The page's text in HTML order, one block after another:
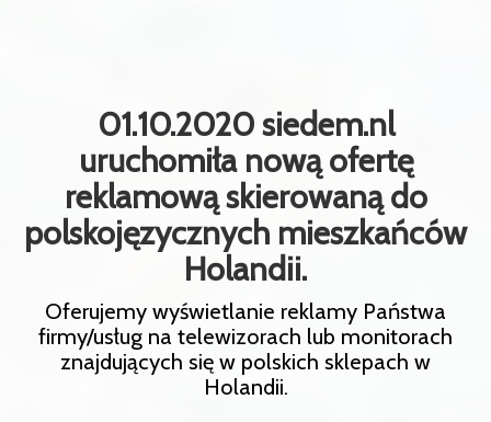
01.10.2020 siedem.nl
uruchomiła nową ofertę
reklamową skierowaną do
polskojęzycznych mieszkańców
Holandii.
Oferujemy wyświetlanie reklamy Państwa
firmy/usług na telewizorach lub monitorach
znajdujących się w polskich sklepach w
Holandii.